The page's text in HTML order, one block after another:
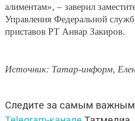
алиментам», – заверил
Управления Федеральной
приставов РТ Анвар Закиров.
Источник: Татар-информ,
Следите за самым